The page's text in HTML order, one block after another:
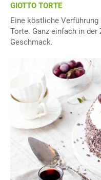
GIOTTO TORTE
Eine köstliche
Torte. Ganz einfach in
Geschmack.